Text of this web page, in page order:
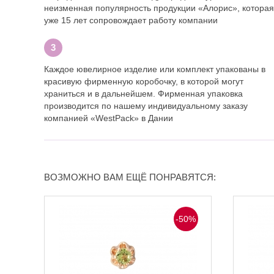
неизменная популярность продукции «Алорис», которая
уже 15 лет сопровождает работу компании
Каждое ювелирное изделие или комплект упакованы в
красивую фирменную коробочку, в которой могут
храниться и в дальнейшем. Фирменная упаковка
производится по нашему индивидуальному заказу
компанией «WestPack» в Дании
ВОЗМОЖНО ВАМ ЕЩЁ ПОНРАВЯТСЯ:
-50%